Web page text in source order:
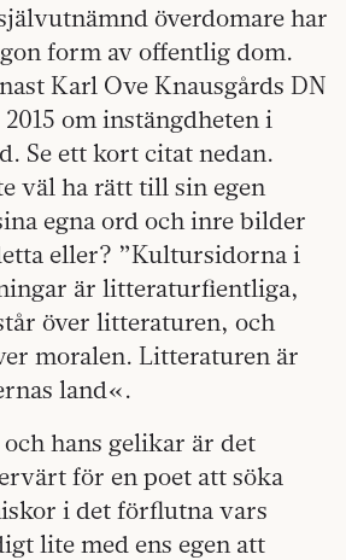
överdomare har
form av offentlig dom.
Karl Ove Knausgårds DN
om instängdheten i
Se ett kort citat nedan.
väl ha rätt till sin egen
egna ord och inre bilder
eller? ”Kultursidorna i
är litteraturfientliga,
över litteraturen, och
moralen. Litteraturen är
land«.
hans gelikar är det
för en poet att söka
i det förflutna vars
lite med ens egen att